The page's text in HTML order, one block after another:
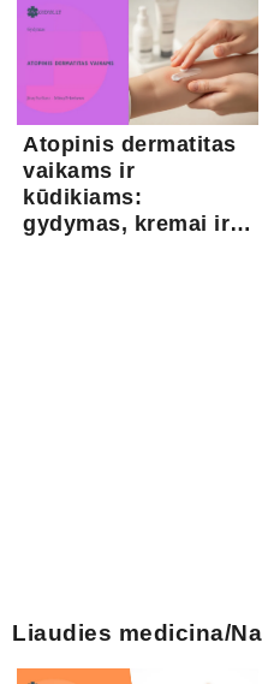
Atopinis dermatitas
vaikams ir
kūdikiams:
gydymas, kremai ir
Liaudies medicina/